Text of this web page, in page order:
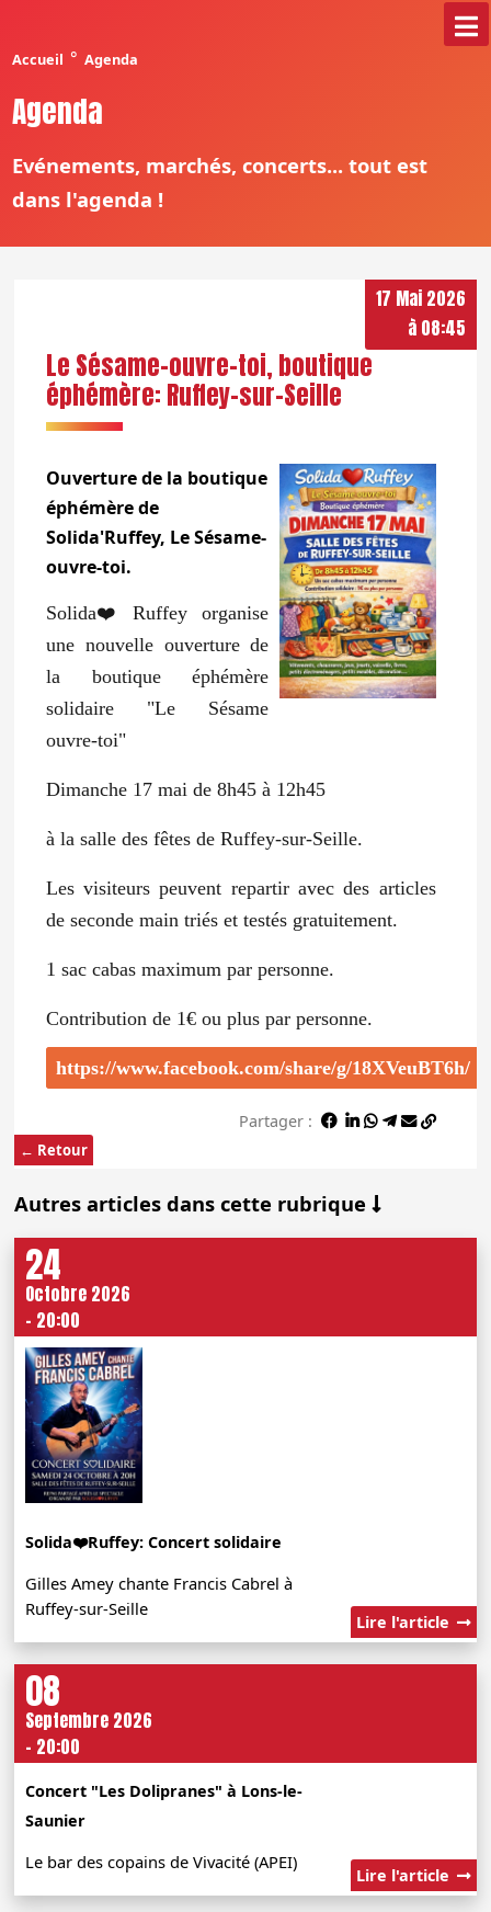
Accueil ° Agenda
Agenda
Evénements, marchés, concerts... tout est
dans l'agenda !
17 Mai 2026
à 08:45
← Retour
Le Sésame-ouvre-toi, boutique
éphémère: Ruffey-sur-Seille
Ouverture de la boutique
éphémère de
Solida'Ruffey, Le Sésame-
ouvre-toi.
S olida❤️Ruffey organise
une nouvelle ouverture de
la boutique éphémère
solidaire "Le Sésame
ouvre-toi"
Dimanche 17 mai de 8h45 à 12h45
à la salle des fêtes de Ruffey-sur-Seille.
Les visiteurs peuvent repartir avec des articles
de seconde main triés et testés gratuitement.
1 sac cabas maximum par personne.
Contribution de 1€ ou plus par personne.
https://www.facebook.com/share/g/18XVeuBT6h/
Partager :
Autres articles dans cette rubrique
24
Octobre 2026
- 20:00
Solida❤️Ruffey: Concert solidaire
Gilles Amey chante Francis Cabrel à
Ruffey-sur-Seille
Lire l'article
08
Septembre 2026
- 20:00
Concert "Les Dolipranes" à Lons-le-
Saunier
Le bar des copains de Vivacité (APEI)
Lire l'article